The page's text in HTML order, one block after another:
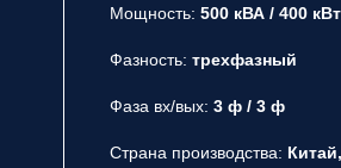
Мощность:500 кВА / 400 кВт
Фазность:трехфазный
Фаза вх/вых:3 ф / 3 ф
Страна производства: